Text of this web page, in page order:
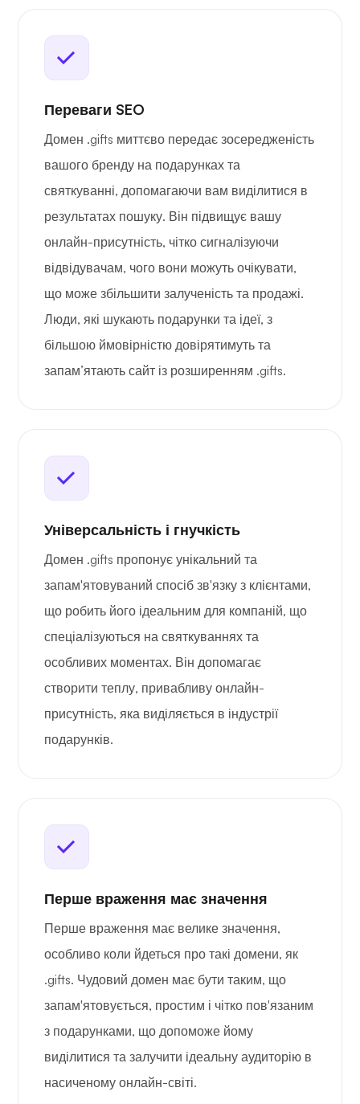
Переваги SEO
Домен .gifts миттєво передає зосередженість
вашого бренду на подарунках та
святкуванні, допомагаючи вам виділитися в
результатах пошуку. Він підвищує вашу
онлайн-присутність, чітко сигналізуючи
відвідувачам, чого вони можуть очікувати,
що може збільшити залученість та продажі.
Люди, які шукають подарунки та ідеї, з
більшою ймовірністю довірятимуть та
запам’ятають сайт із розширенням .gifts.
Універсальність і гнучкість
Домен .gifts пропонує унікальний та
запам'ятовуваний спосіб зв'язку з клієнтами,
що робить його ідеальним для компаній, що
спеціалізуються на святкуваннях та
особливих моментах. Він допомагає
створити теплу, привабливу онлайн-
присутність, яка виділяється в індустрії
подарунків.
Перше враження має значення
Перше враження має велике значення,
особливо коли йдеться про такі домени, як
.gifts. Чудовий домен має бути таким, що
запам'ятовується, простим і чітко пов'язаним
з подарунками, що допоможе йому
виділитися та залучити ідеальну аудиторію в
насиченому онлайн-світі.